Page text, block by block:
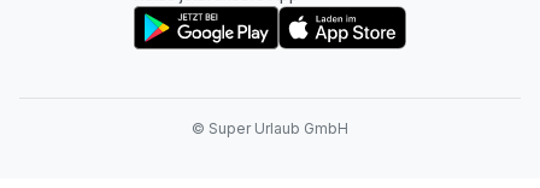
© Super Urlaub GmbH